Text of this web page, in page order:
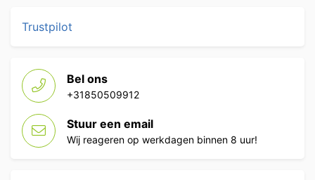
Trustpilot
Bel ons
+31850509912
Stuur een email
Wij reageren op werkdagen binnen 8 uur!